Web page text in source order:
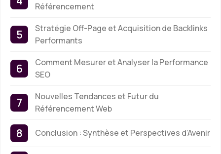
Référencement
Stratégie Off-Page et Acquisition de Backlinks
Performants
Comment Mesurer et Analyser la Performance
SEO
Nouvelles Tendances et Futur du
Référencement Web
Conclusion : Synthèse et Perspectives d’Avenir